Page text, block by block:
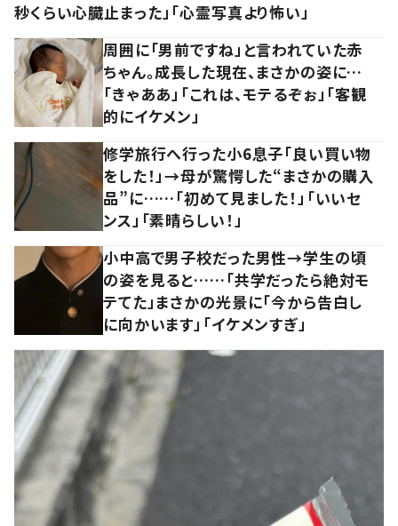
秒くらい心臓止まった」「心霊写真より怖い」
周囲に「男前ですね」と言われていた赤
ちゃん。成長した現在、まさかの姿に…
「きゃああ」「これは、モテるぞぉ」「客観
的にイケメン」
修学旅行へ行った小6息子「良い買い物
をした！」→母が驚愕した“まさかの購入
品”に……「初めて見ました！」「いいセ
ンス」「素晴らしい！」
小中高で男子校だった男性→学生の頃
の姿を見ると……「共学だったら絶対モ
テてた」まさかの光景に「今から告白し
に向かいます」「イケメンすぎ」